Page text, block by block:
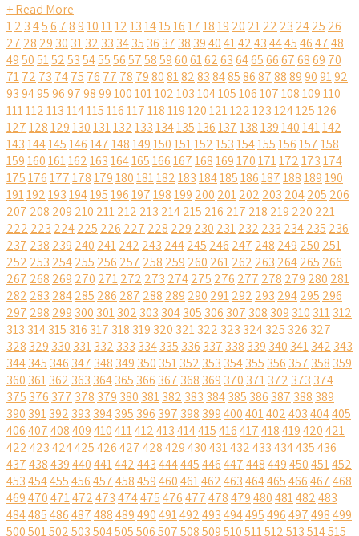
+ Read More
12 3456 78910111213141516171819 20 2122 23 2425 26
27 28 29 30 3132 33 3435 36 37 38 39404142434445464748
495051525354555657585960616263646566676869 70
7172 73 7475 76 77 78 7980818283848586878889909192
93949596979899100101102103104105106107108109110
111112113114115116117118119120121122123124125126
127128129130131132133134135136137138139140141142
143144145146147148149150151152153154155156157158
159160161162163164165166167168169170171172173174
175176177178179180181182183184185186187188189190
191192193194195196197198199 200 201202 203 204205 206
207 208 209 210 211212 213 214215 216 217 218 219 220 221
222 223 224225 226 227 228 229 230 231232 233 234235 236
237 238 239 240 241242 243 244245 246 247 248 249 250 251
252 253 254255 256 257 258 259 260 261262 263 264265 266
267 268 269 270 271272 273 274275 276 277 278 279 280 281
282 283 284285 286 287 288 289 290 291292 293 294295 296
297 298 299 300 301302 303 304305 306 307 308 309 310 311312
313 314315 316 317 318 319 320 321322 323 324325 326 327
328 329 330 331332 333 334335 336 337 338 339 340 341342 343
344345 346 347 348 349 350 351352 353 354355 356 357 358 359
360 361362 363 364365 366 367 368 369 370 371372 373 374
375 376 377 378 379 380 381382 383 384385 386 387 388 389
390 391392 393 394395 396 397 398 399400401402403404405
406407408409410411412413414415416417418419420421
422423424425426427428429430431432433434435436
437438439440441442443444445446447448449450451452
453454455456457458459460461462463464465466467468
469470471472473474475476477478479480481482483
484485486487488489490491492493494495496497498499
500501502503504505506507508509510511512513514515